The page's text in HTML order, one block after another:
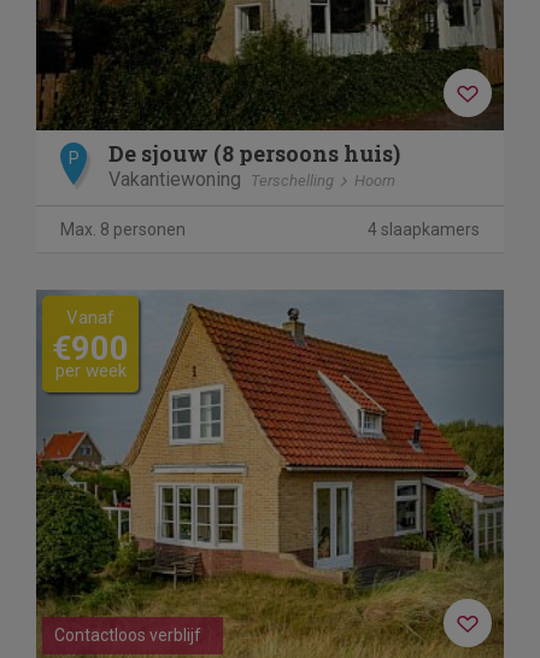
P De sjouw (8 persoons huis)
Vakantiewoning Terschelling Hoorn
Max. 8 personen 4 slaapkamers
Previous
Contactloos verblijf
Vanaf
€900
per week